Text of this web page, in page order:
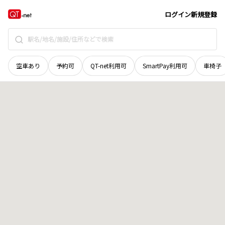
ログイン新規登録
空車あり 予約可 QT-net利用可 SmartPay利用可 車椅子
徳島県